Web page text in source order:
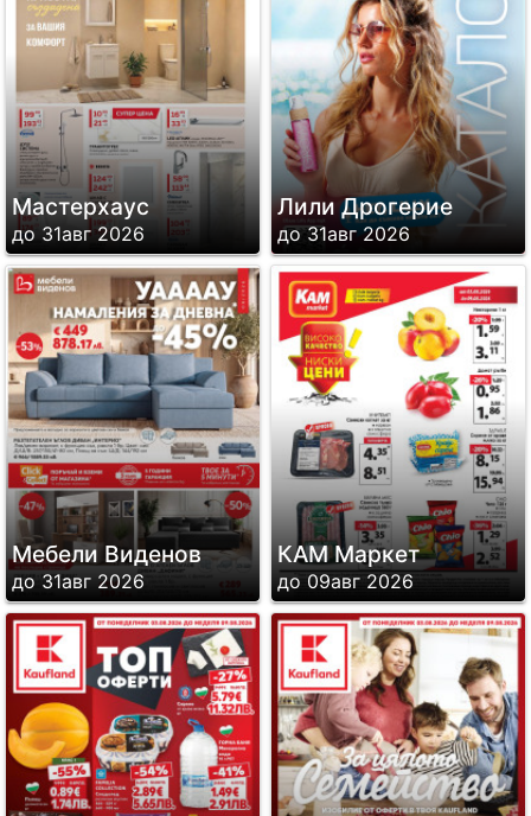
Мастерхаус
до 31авг 2026
Лили Дрогерие
до 31авг 2026
Мебели Виденов
до 31авг 2026
КАМ Маркет
до 09авг 2026